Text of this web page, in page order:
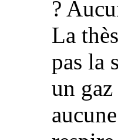
?
La
pas la
un